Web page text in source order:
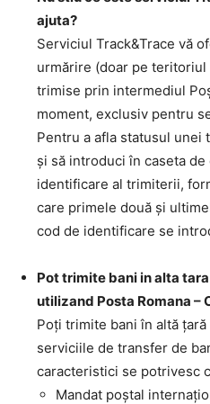
ajuta?
Serviciul Track&Trace vă
urmărire (doar pe
trimise prin intermediul
moment, exclusiv pentru
Pentru a afla statusul
şi să introduci în caseta
identificare al trimiterii,
care primele două şi
cod de identificare se
Pot trimite bani in alta
utilizand Posta Romana –
Poţi trimite bani în altă
serviciile de transfer de
caracteristici se potrivesc
Mandat poştal